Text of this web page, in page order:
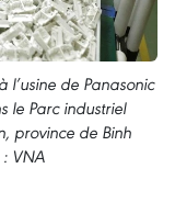
de Panasonic
le Parc industriel
province de Binh
: VNA